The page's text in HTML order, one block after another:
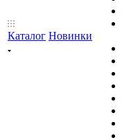
Каталог Новинки